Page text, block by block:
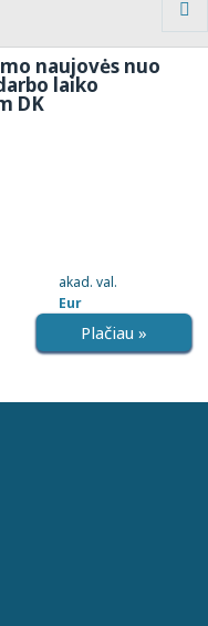
naujovės nuo
laiko
DK
akad. val.
Eur
Plačiau »